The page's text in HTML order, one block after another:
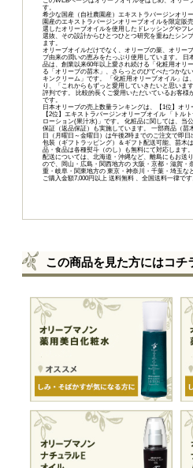
す。
希少な国産（自社農園産）エキストラバージンオリ
園産のエキストラバージンオリーブオイルを限定販
選したオリーブオイルを使用したドレッシングやフ
選抜、その設計からひとつひとつ研究を重ねたシン
ます。
オリーブオイルだけでなく、オリーブの葉、オリー
ブ由来の潤いの恵みをたっぷり使用しています。 日
品は、創業以来60年以上愛され続ける「化粧用オリ
る「オリーブの苗木 」、さらっとのびてべたつかな
キンクリーム 」です。 「化粧用オリーブオイル」
り、「これからもずっと愛用していきたいと思いま
評判です。 比較的長くご愛用いただいているお客様
です。
日本オリーブの売上数量ランキングは、【1位】オリ
【2位】
エキストラバージンオリーブオイル 「トルト
ローション(果汁水)」 です。 化粧品に関しては、当
保証（返品保証）
も実施しています。 一部商品（苗
日（月曜日～金曜日）は午後2時までのご注文で即
包装（ギフトラッピング）＆ギフト配送可能、苗木
品・食品は各種熨斗（のし）も無料にて対応します
配送については、北海道・沖縄など、離島にもお送
ので、岡山・広島・関西地方の 大阪・京都・滋賀・
重・岐阜・関東地方の 東京・神奈川・千葉・埼玉な
ご購入金額7,000円以上 送料無料 、全国送料一律です
この商品を見た方にはコチ